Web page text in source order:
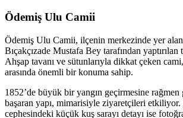
Ödemiş Ulu Camii
Ödemiş Ulu Camii, ilçenin merkezinde yer alan
Bıçakçızade Mustafa Bey tarafından
Ahşap tavanı ve sütunlarıyla dikkat çeken
arasında önemli bir konuma sahip.
1852’de büyük bir yangın geçirmesine rağmen
başaran yapı, mimarisiyle ziyaretçileri etkiliyor.
cephesindeki küçük kuş sarayı detayı ise